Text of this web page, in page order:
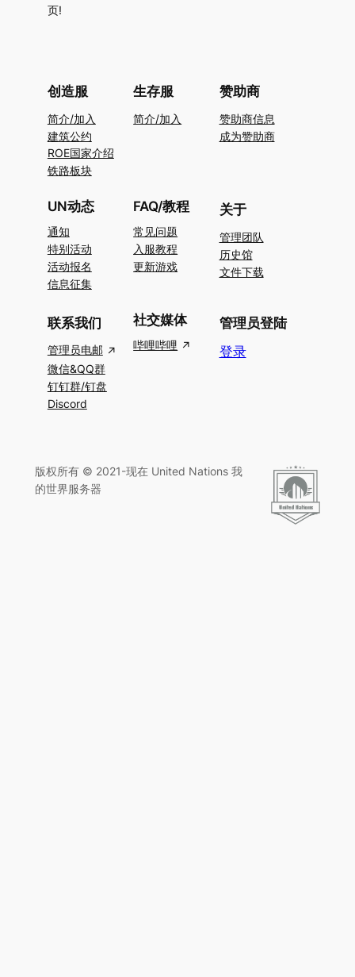
页!
创造服
简介/加入
建筑公约
ROE国家介绍
铁路板块
生存服
简介/加入
赞助商
赞助商信息
成为赞助商
UN动态
通知
特别活动
活动报名
信息征集
FAQ/教程
常见问题
入服教程
更新游戏
关于
管理团队
历史馆
文件下载
联系我们
管理员电邮
微信&QQ群
钉钉群/钉盘
Discord
社交媒体
哔哩哔哩
管理员登陆
登录
版权所有 © 2021-现在 United Nations 我
的世界服务器